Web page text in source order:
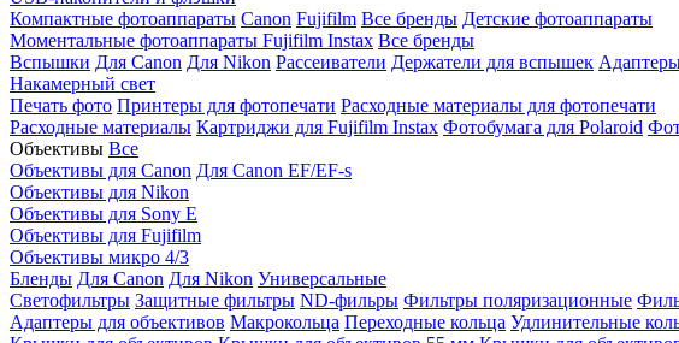
Компактные фотоаппараты Canon Fujifilm Все бренды Детские фотоаппараты
Моментальные фотоаппараты Fujifilm Instax Все бренды
Вспышки Для Canon Для Nikon Рассеиватели Держатели для вспышек
Накамерный свет
Печать фото Принтеры для фотопечати Расходные материалы для фотопечати
Расходные материалы Картриджи для Fujifilm Instax Фотобумага для Polaroid
Объективы Все
Объективы для Canon Для Canon EF/EF-s
Объективы для Nikon
Объективы для Sony E
Объективы для Fujifilm
Объективы микро 4/3
Бленды Для Canon Для Nikon Универсальные
Светофильтры Защитные фильтры ND-фильры Фильтры поляризационные
Адаптеры для объективов Макрокольца Переходные кольца Удлинительные